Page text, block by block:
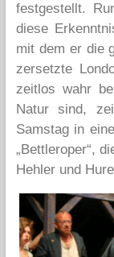
festgestellt.
diese
mit dem er die
zersetzte
zeitlos wahr
Natur sind,
Samstag in
„Bettleroper“,
Hehler und